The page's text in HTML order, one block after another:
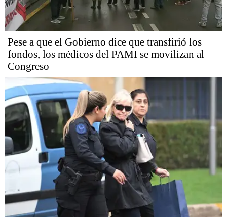
Pese a que el Gobierno dice que transfirió los
fondos, los médicos del PAMI se movilizan al
Congreso